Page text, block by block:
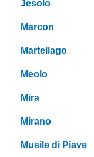
Jesolo
Marcon
Martellago
Meolo
Mira
Mirano
Musile di Piave